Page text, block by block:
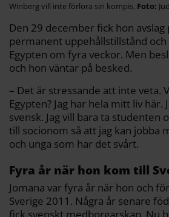
Winberg vill inte förlora sin kompis.
Den 29 december fick hon avslag
permanent uppehållstillstånd och
Egypten om fyra veckor. Men
och hon väntar på besked.
– Det är stressande att inte veta.
Egypten? Jag har hela mitt liv här.
svensk. Jag vill bara ta studenten
till socionom så att jag kan jobba
och unga som har det svårt.
Fyra år när hon kom till
Jomana var fyra år när hon och
Sverige 2011. Några år senare